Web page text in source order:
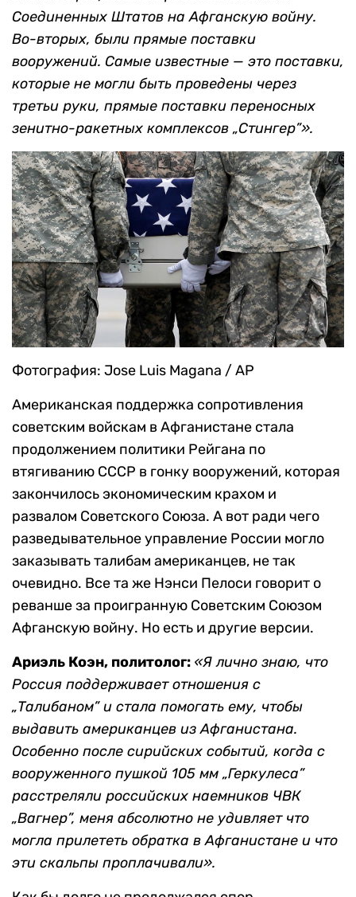
Соединенных Штатов на Афганскую войну.
Во-вторых, были прямые поставки
вооружений. Самые известные — это поставки,
которые не могли быть проведены через
третьи руки, прямые поставки переносных
зенитно-ракетных комплексов „Стингер”».
Фотография: Jose Luis Magana / AP
Американская поддержка сопротивления
советским войскам в Афганистане стала
продолжением политики Рейгана по
втягиванию СССР в гонку вооружений, которая
закончилось экономическим крахом и
развалом Советского Союза. А вот ради чего
разведывательное управление России могло
заказывать талибам американцев, не так
очевидно. Все та же Нэнси Пелоси говорит о
реванше за проигранную Советским Союзом
Афганскую войну. Но есть и другие версии.
Ариэль Коэн, политолог: «Я лично знаю, что
Россия поддерживает отношения с
„Талибаном” и стала помогать ему, чтобы
выдавить американцев из Афганистана.
Особенно после сирийских событий, когда с
вооруженного пушкой 105 мм „Геркулеса”
расстреляли российских наемников ЧВК
„Вагнер”, меня абсолютно не удивляет что
могла прилететь обратка в Афганистане и что
эти скальпы проплачивали».